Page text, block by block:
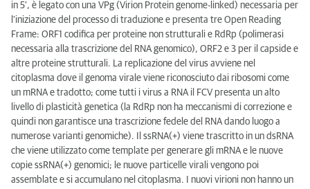
in 5’, è legato con una VPg (Virion Protein genome-linked) necessaria per
l’iniziazione del processo di traduzione e presenta tre Open Reading
Frame: ORF1 codifica per proteine non strutturali e RdRp (polimerasi
necessaria alla trascrizione del RNA genomico), ORF2 e 3 per il capside e
altre proteine strutturali. La replicazione del virus avviene nel
citoplasma dove il genoma virale viene riconosciuto dai ribosomi come
un mRNA e tradotto; come tutti i virus a RNA il FCV presenta un alto
livello di plasticità genetica (la RdRp non ha meccanismi di correzione e
quindi non garantisce una trascrizione fedele del RNA dando luogo a
numerose varianti genomiche). Il ssRNA(+) viene trascritto in un dsRNA
che viene utilizzato come template per generare gli mRNA e le nuove
copie ssRNA(+) genomici; le nuove particelle virali vengono poi
assemblate e si accumulano nel citoplasma. I nuovi virioni non hanno un